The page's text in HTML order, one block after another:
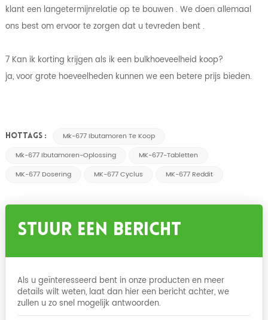
klant een langetermijnrelatie op te bouwen . We doen allemaal
ons best om ervoor te zorgen dat u tevreden bent .
7 Kan ik korting krijgen als ik een bulkhoeveelheid koop?
ja, voor grote hoeveelheden kunnen we een betere prijs bieden.
HOTTAGS :
Mk-677 Ibutamoren Te Koop
Mk-677 Ibutamoren-Oplossing
MK-677-Tabletten
MK-677 Dosering
MK-677 Cyclus MK-677 Reddit
Stuur Een Bericht
Als u geïnteresseerd bent in onze producten en meer
details wilt weten, laat dan hier een bericht achter, we
zullen u zo snel mogelijk antwoorden.